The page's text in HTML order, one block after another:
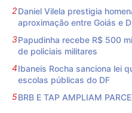
Daniel Vilela prestigia
aproximação entre Goiás e
Papudinha recebe R$ 500
de policiais militares
Ibaneis Rocha sanciona lei
escolas públicas do DF
BRB E TAP AMPLIAM